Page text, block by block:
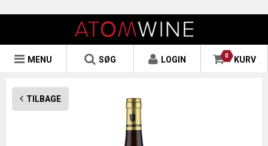
0 KURV
LOGIN
SØG
MENU
TILBAGE